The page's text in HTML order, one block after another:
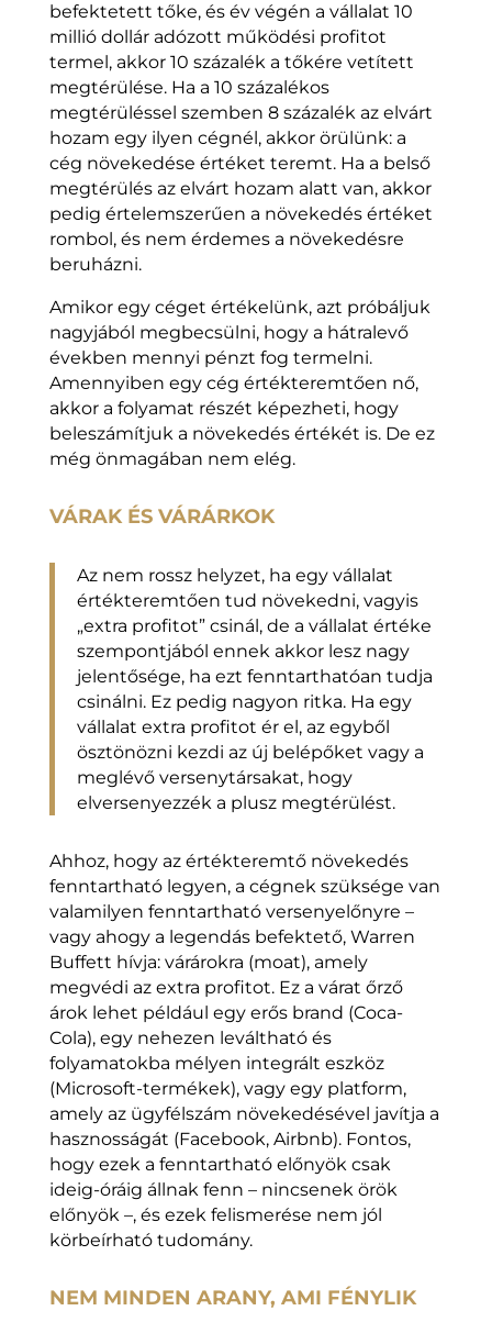
befektetett tőke, és év végén a vállalat 10
millió dollár adózott működési profitot
termel, akkor 10 százalék a tőkére vetített
megtérülése. Ha a 10 százalékos
megtérüléssel szemben 8 százalék az elvárt
hozam egy ilyen cégnél, akkor örülünk: a
cég növekedése értéket teremt. Ha a belső
megtérülés az elvárt hozam alatt van, akkor
pedig értelemszerűen a növekedés értéket
rombol, és nem érdemes a növekedésre
beruházni.
Amikor egy céget értékelünk, azt próbáljuk
nagyjából megbecsülni, hogy a hátralevő
években mennyi pénzt fog termelni.
Amennyiben egy cég értékteremtően nő,
akkor a folyamat részét képezheti, hogy
beleszámítjuk a növekedés értékét is. De ez
még önmagában nem elég.
VÁRAK ÉS VÁRÁRKOK
Az nem rossz helyzet, ha egy vállalat
értékteremtően tud növekedni, vagyis
„extra profitot” csinál, de a vállalat értéke
szempontjából ennek akkor lesz nagy
jelentősége, ha ezt fenntarthatóan tudja
csinálni. Ez pedig nagyon ritka. Ha egy
vállalat extra profitot ér el, az egyből
ösztönözni kezdi az új belépőket vagy a
meglévő versenytársakat, hogy
elversenyezzék a plusz megtérülést.
Ahhoz, hogy az értékteremtő növekedés
fenntartható legyen, a cégnek szüksége van
valamilyen fenntartható versenyelőnyre –
vagy ahogy a legendás befektető, Warren
Buffett hívja: várárokra (moat), amely
megvédi az extra profitot. Ez a várat őrző
árok lehet például egy erős brand (Coca-
Cola), egy nehezen leváltható és
folyamatokba mélyen integrált eszköz
(Microsoft-termékek), vagy egy platform,
amely az ügyfélszám növekedésével javítja a
hasznosságát (Facebook, Airbnb). Fontos,
hogy ezek a fenntartható előnyök csak
ideig-óráig állnak fenn – nincsenek örök
előnyök –, és ezek felismerése nem jól
körbeírható tudomány.
NEM MINDEN ARANY, AMI FÉNYLIK